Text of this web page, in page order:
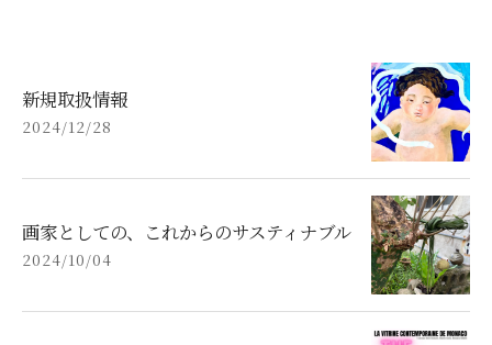
新規取扱情報
2024/12/28
画家としての、これからのサスティナブル
2024/10/04